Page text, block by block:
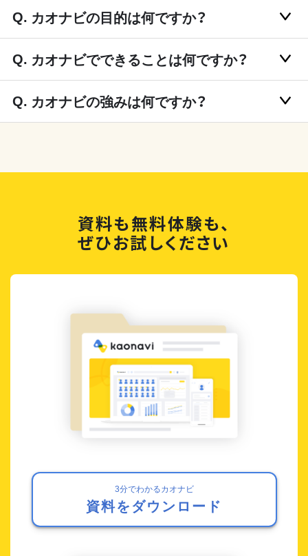
カオナビの目的は何ですか？
カオナビでできることは何ですか？
カオナビの強みは何ですか？
資料も無料体験も、
ぜひお試しください
3分でわかるカオナビ
資料をダウンロード